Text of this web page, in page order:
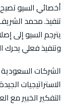
أخصائي السيو
تنفيذ. محمد
يترجم السيو إلى
وتنفيذ فعلي يحرك
الشركات السعودية
الاستراتيجيات
التفكير الخبير مع